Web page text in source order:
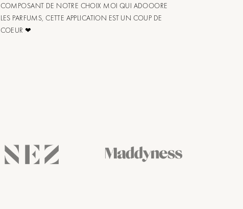
COMPOSANT DE NOTRE CHOIX MOI QUI ADOOORE
LES PARFUMS, CETTE APPLICATION EST UN COUP DE
COEUR ❤